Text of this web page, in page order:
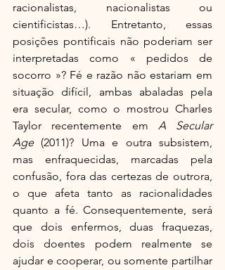
racionalistas, nacionalistas ou
cientificistas…). Entretanto, essas
posições pontificais não poderiam ser
interpretadas como « pedidos de
socorro »? Fé e razão não estariam em
situação difícil, ambas abaladas pela
era secular, como o mostrou Charles
Taylor recentemente em A Secular
Age (2011)? Uma e outra subsistem,
mas enfraquecidas, marcadas pela
confusão, fora das certezas de outrora,
o que afeta tanto as racionalidades
quanto a fé. Consequentemente, será
que dois enfermos, duas fraquezas,
dois doentes podem realmente se
ajudar e cooperar, ou somente partilhar